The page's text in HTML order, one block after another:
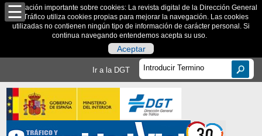
Información importante sobre cookies: La revista digital de la Dirección General
de Tráfico utiliza cookies propias para mejorar la navegación. Las cookies
utilizadas no contienen ningún tipo de información de carácter personal. Si
continua navegando entendemos acepta su uso.
Aceptar
Ir a la DGT